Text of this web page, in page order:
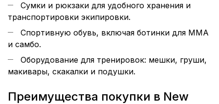
Сумки и рюкзаки для удобного хранения и
транспортировки экипировки.
Спортивную обувь, включая ботинки для MMA
и самбо.
Оборудование для тренировок: мешки, груши,
макивары, скакалки и подушки.
Преимущества покупки в New